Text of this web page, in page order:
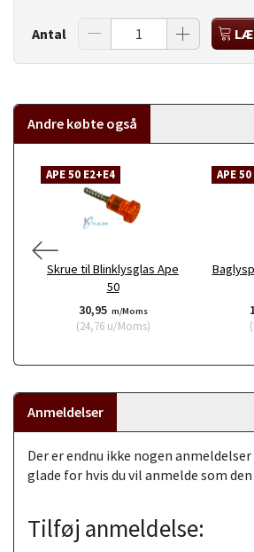
Antal
Andre købte også
APE 50 E2+E4
Skrue til Blinklysglas Ape
50
30,95 m/Moms
(24,76u/Moms)
APE
(
Anmeldelser
Der er endnu ikke nogen
glade for hvis du vil anmelde som
Tilføj anmeldelse: